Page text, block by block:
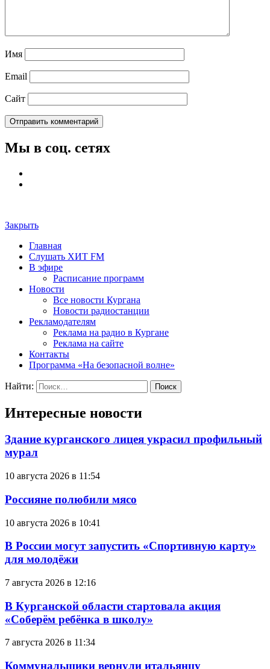
Имя
Email
Сайт
Мы в соц. сетях
Закрыть
Главная
Слушать ХИТ FM
В эфире
Расписание программ
Новости
Все новости Кургана
Новости радиостанции
Рекламодателям
Реклама на радио в Кургане
Реклама на сайте
Контакты
Программа «На безопасной волне»
Найти:
Интересные новости
Здание курганского лицея украсил профильный
мурал
10 августа 2026 в 11:54
Россияне полюбили мясо
10 августа 2026 в 10:41
В России могут запустить «Спортивную карту»
для молодёжи
7 августа 2026 в 12:16
В Курганской области стартовала акция
«Соберём ребёнка в школу»
7 августа 2026 в 11:34
Коммунальщики вернули итальянцу